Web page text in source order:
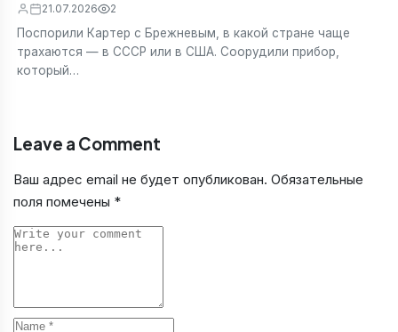
21.07.2026 2
Поспорили Картер с Брежневым, в какой стране чаще
трахаются — в СССР или в США. Соорудили прибор,
который…
Leave a Comment
Ваш адрес email не будет опубликован. Обязательные
поля помечены *
Comment
Name